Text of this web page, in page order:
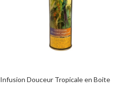
Infusion Douceur Tropicale en Boite